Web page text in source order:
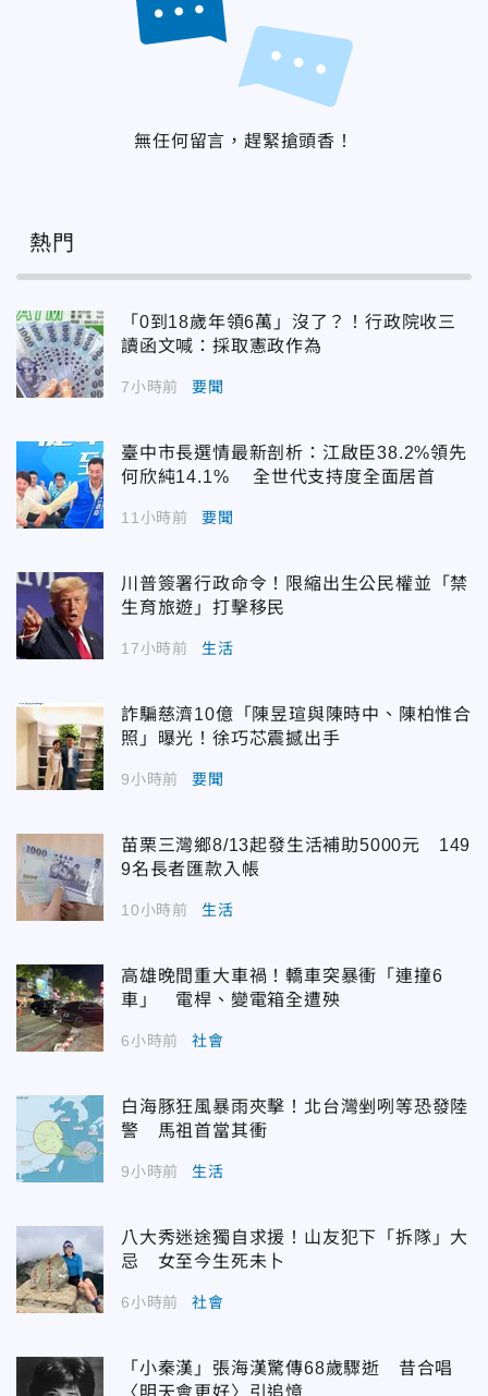
無任何留言，趕緊搶頭香！
熱門
「0到18歲年領6萬」沒了？！行政院收三
讀函文喊：採取憲政作為
7小時前 要聞
臺中市長選情最新剖析：江啟臣38.2%領先
何欣純14.1% 全世代支持度全面居首
11小時前 要聞
川普簽署行政命令！限縮出生公民權並「禁
生育旅遊」打擊移民
17小時前 生活
詐騙慈濟10億「陳昱瑄與陳時中、陳柏惟合
照」曝光！徐巧芯震撼出手
9小時前 要聞
苗栗三灣鄉8/13起發生活補助5000元 149
9名長者匯款入帳
10小時前 生活
高雄晚間重大車禍！轎車突暴衝「連撞6
車」 電桿、變電箱全遭殃
6小時前 社會
白海豚狂風暴雨夾擊！北台灣剉咧等恐發陸
警 馬祖首當其衝
9小時前 生活
八大秀迷途獨自求援！山友犯下「拆隊」大
忌 女至今生死未卜
6小時前 社會
「小秦漢」張海漢驚傳68歲驟逝 昔合唱
〈明天會更好〉引追憶